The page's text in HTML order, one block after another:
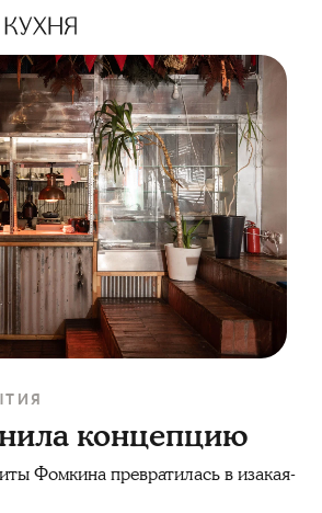
концепцию
Фомкина превратилась в изакая-